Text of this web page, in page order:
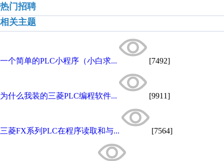
热门招聘
相关主题
一个简单的PLC小程序（小白求... [7492]
为什么我装的三菱PLC编程软件... [9911]
三菱FX系列PLC在程序读取和与... [7564]